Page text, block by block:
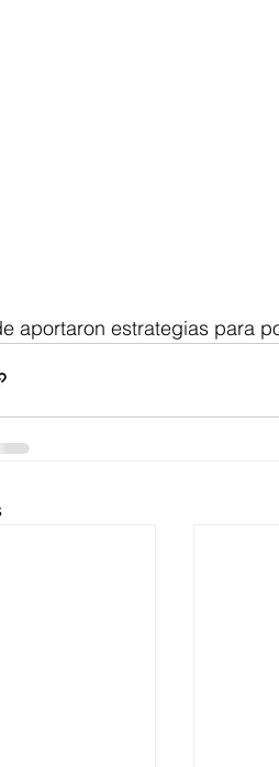
aportaron estrategias para